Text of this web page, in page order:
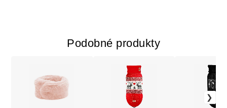
Podobné produkty